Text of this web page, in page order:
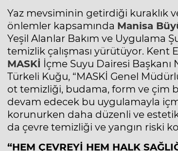
Yaz mevsiminin getirdiği kuraklık
önlemler kapsamında Manisa
Yeşil Alanlar Bakım ve Uygulama
temizlik çalışması yürütüyor. Kent
MASKİ İçme Suyu Dairesi Başkanı
Türkeli Kuğu, “MASKİ Genel
ot temizliği, budama, form ve çim
devam edecek bu uygulamayla
korunurken daha düzenli ve
da çevre temizliği ve yangın riski
“HEM ÇEVREYİ HEM HALK